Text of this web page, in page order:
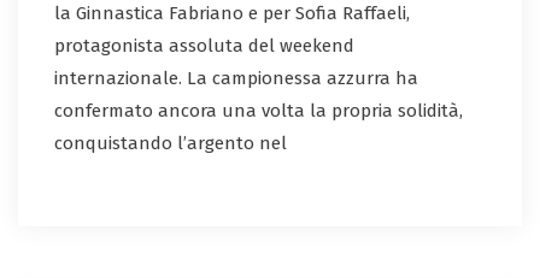
la Ginnastica Fabriano e per Sofia Raffaeli,
protagonista assoluta del weekend
internazionale. La campionessa azzurra ha
confermato ancora una volta la propria solidità,
conquistando l’argento nel